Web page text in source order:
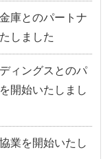
庫とのパートナ
しました
ィングスとのパ
開始いたしまし
業を開始いたし